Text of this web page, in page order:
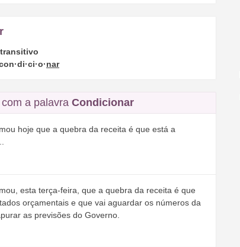
nar
com a palavraCondicionar
hoje que a quebra da receita é que está a
esta terça-feira, que a quebra da receita é que
orçamentais e que vai aguardar os números da
as previsões do Governo.